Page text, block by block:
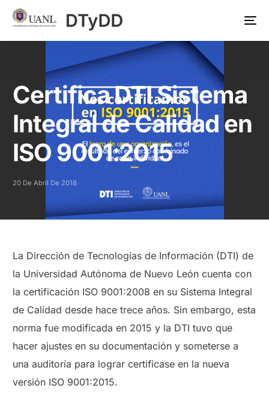
Certifica DTI Sistema
Integral de Calidad en
ISO 9001:2015
20 De Abril De 2018
La Dirección de Tecnologías de Información (DTI) de
la Universidad Autónoma de Nuevo León cuenta con
la certificación ISO 9001:2008 en su Sistema Integral
de Calidad desde hace trece años. Sin embargo, esta
norma fue modificada en 2015 y la DTI tuvo que
hacer ajustes en su documentación y someterse a
una auditoría para lograr certificase en la nueva
versión ISO 9001:2015.